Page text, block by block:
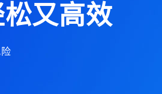
又高效